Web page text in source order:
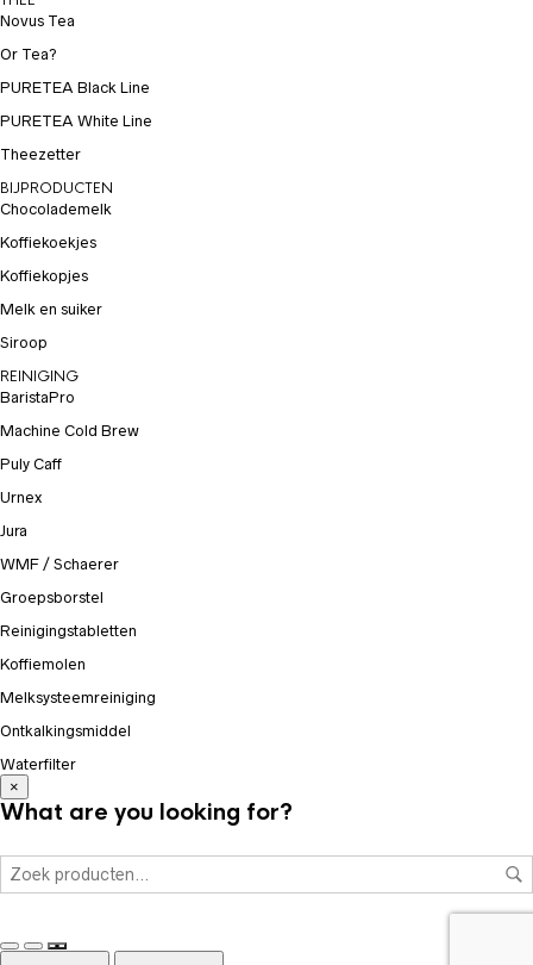
Novus Tea
Or Tea?
PURETEA Black Line
PURETEA White Line
Theezetter
BIJPRODUCTEN
Chocolademelk
Koffiekoekjes
Koffiekopjes
Melk en suiker
Siroop
REINIGING
BaristaPro
Machine Cold Brew
Puly Caff
Urnex
Jura
WMF / Schaerer
Groepsborstel
Reinigingstabletten
Koffiemolen
Melksysteemreiniging
Ontkalkingsmiddel
Waterfilter
×
What are you looking for?